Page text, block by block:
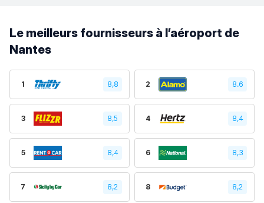
Le meilleurs fournisseurs à l’aéroport de
Nantes
1 8,8 2 8.6
3 8,5 4 8,4
5 8,4 6 8,3
7 8,2 8 8,2